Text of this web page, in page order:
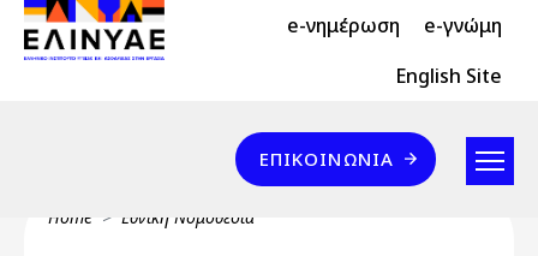
Skip to main content
Header Top 2 e-νημέρωση e-γνώμη
Header Top English Site
Επικοινωνία
ΕΠΙΚΟΙΝΩΝΊΑ
Breadcrumb
Home Εθνική Νομοθεσία